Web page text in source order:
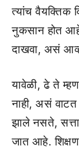
त्यांच वैयक्तिक
नुकसान होत
दाखवा, असं
यावेळी, ढे ते
नाही, असं
झाले नसते,
जात आहे.